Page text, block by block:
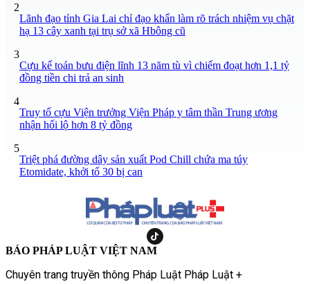
2
Lãnh đạo tỉnh Gia Lai chỉ đạo khẩn làm rõ trách nhiệm vụ chặt
hạ 13 cây xanh tại trụ sở xã Hbông cũ
3
Cựu kế toán bưu điện lĩnh 13 năm tù vì chiếm đoạt hơn 1,1 tỷ
đồng tiền chi trả an sinh
4
Truy tố cựu Viện trưởng Viện Pháp y tâm thần Trung ương
nhận hối lộ hơn 8 tỷ đồng
5
Triệt phá đường dây sản xuất Pod Chill chứa ma túy
Etomidate, khởi tố 30 bị can
BÁO PHÁP LUẬT VIỆT NAM
Chuyên trang truyền thông Pháp Luật Pháp Luật +